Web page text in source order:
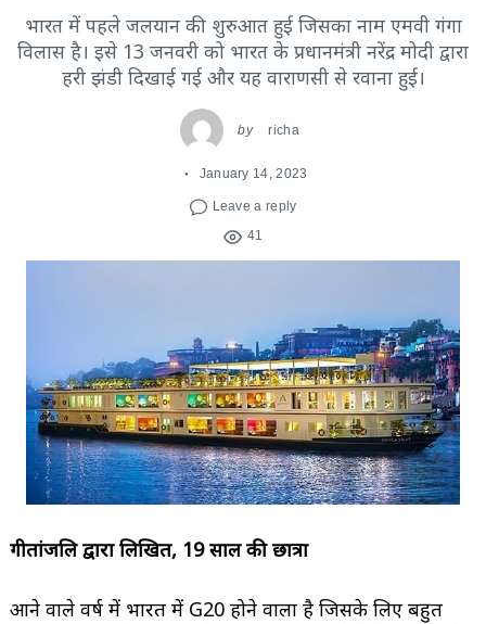
भारत में पहले जलयान की शुरुआत हुई जिसका नाम एमवी गंगा
विलास है। इसे 13 जनवरी को भारत के प्रधानमंत्री नरेंद्र मोदी द्वारा
हरी झंडी दिखाई गई और यह वाराणसी से रवाना हुई।
by richa
January 14, 2023
Leave a reply
41
गीतांजलि द्वारा लिखित, 19 साल की छात्रा
आने वाले वर्ष में भारत में G20 होने वाला है जिसके लिए बहुत